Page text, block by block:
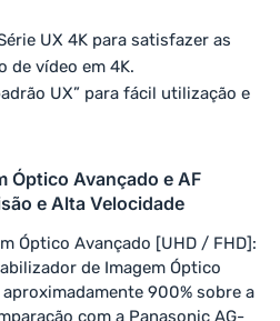
UX 4K para satisfazer as
de vídeo em 4K.
UX” para fácil utilização e
Óptico Avançado e AF
e Alta Velocidade
Óptico Avançado [UHD / FHD]:
de Imagem Óptico
900% sobre a
com a Panasonic AG-